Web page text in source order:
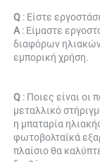
Q : Είστε
Α : Είμαστε
διαφόρων ηλιακών
εμπορική χρήση.
Q : Ποιες είναι οι
μεταλλικό
η μπαταρία
φωτοβολταϊκά
πλαίσιο θα